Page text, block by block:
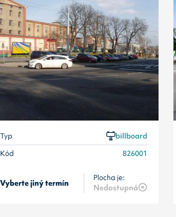
Typ
billboard
Kód
826001
Vyberte jiný termín Plocha je:
Nedostupná